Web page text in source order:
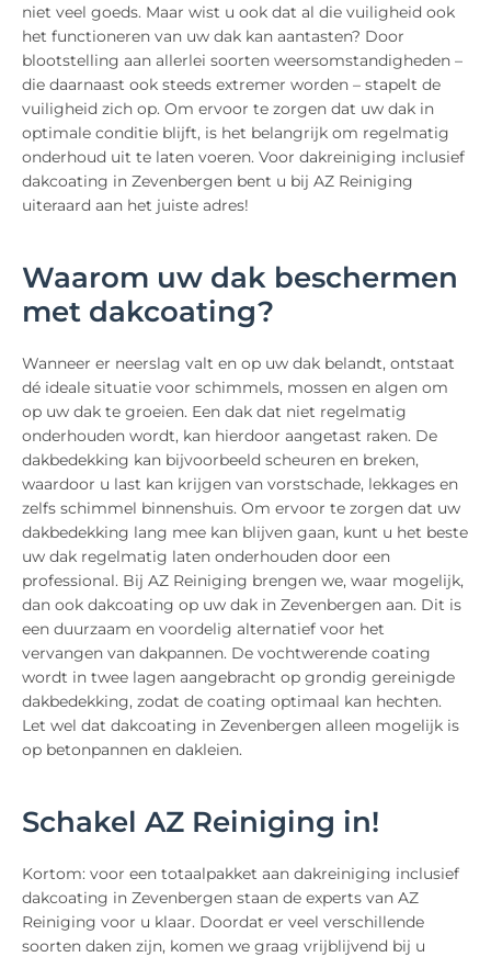
niet veel goeds. Maar wist u ook dat al die vuiligheid ook
het functioneren van uw dak kan aantasten? Door
blootstelling aan allerlei soorten weersomstandigheden –
die daarnaast ook steeds extremer worden – stapelt de
vuiligheid zich op. Om ervoor te zorgen dat uw dak in
optimale conditie blijft, is het belangrijk om regelmatig
onderhoud uit te laten voeren. Voor dakreiniging inclusief
dakcoating in Zevenbergen bent u bij AZ Reiniging
uiteraard aan het juiste adres!
Waarom uw dak beschermen
met dakcoating?
Wanneer er neerslag valt en op uw dak belandt, ontstaat
dé ideale situatie voor schimmels, mossen en algen om
op uw dak te groeien. Een dak dat niet regelmatig
onderhouden wordt, kan hierdoor aangetast raken. De
dakbedekking kan bijvoorbeeld scheuren en breken,
waardoor u last kan krijgen van vorstschade, lekkages en
zelfs schimmel binnenshuis. Om ervoor te zorgen dat uw
dakbedekking lang mee kan blijven gaan, kunt u het beste
uw dak regelmatig laten onderhouden door een
professional. Bij AZ Reiniging brengen we, waar mogelijk,
dan ook dakcoating op uw dak in Zevenbergen aan. Dit is
een duurzaam en voordelig alternatief voor het
vervangen van dakpannen. De vochtwerende coating
wordt in twee lagen aangebracht op grondig gereinigde
dakbedekking, zodat de coating optimaal kan hechten.
Let wel dat dakcoating in Zevenbergen alleen mogelijk is
op betonpannen en dakleien.
Schakel AZ Reiniging in!
Kortom: voor een totaalpakket aan dakreiniging inclusief
dakcoating in Zevenbergen staan de experts van AZ
Reiniging voor u klaar. Doordat er veel verschillende
soorten daken zijn, komen we graag vrijblijvend bij u